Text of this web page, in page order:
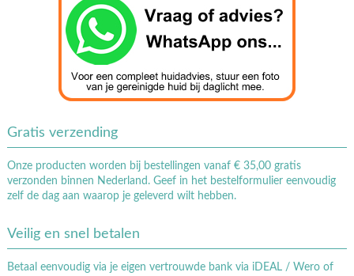
Gratis verzending
Onze producten worden bij bestellingen vanaf € 35,00 gratis
verzonden binnen Nederland. Geef in het bestelformulier eenvoudig
zelf de dag aan waarop je geleverd wilt hebben.
Veilig en snel betalen
Betaal eenvoudig via je eigen vertrouwde bank via iDEAL / Wero of